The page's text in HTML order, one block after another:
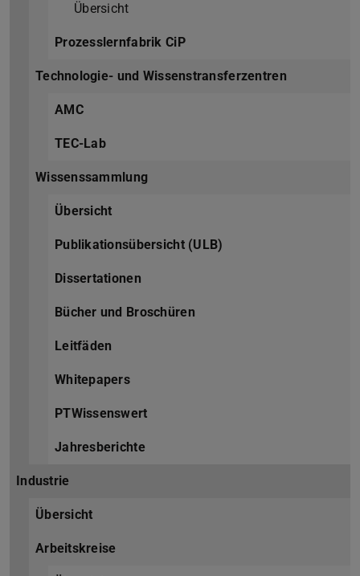
Übersicht
Prozesslernfabrik CiP
Technologie- und Wissenstransferzentren
AMC
TEC-Lab
Wissenssammlung
Übersicht
Publikationsübersicht (ULB)
Dissertationen
Bücher und Broschüren
Leitfäden
Whitepapers
PTWissenswert
Jahresberichte
Industrie
Übersicht
Arbeitskreise